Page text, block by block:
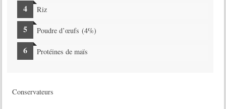
Riz
Poudre d’œufs (4%)
Protéines de maïs
Conservateurs